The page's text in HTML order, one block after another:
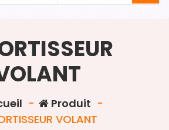
- Produit -
VOLANT